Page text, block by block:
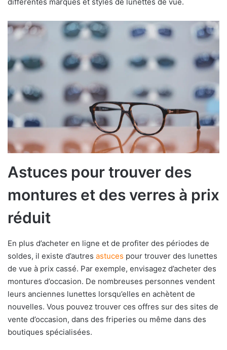
Astuces pour trouver des
montures et des verres à prix
réduit
En plus d’acheter en ligne et de profiter des périodes de
soldes, il existe d’autres astuces pour trouver des lunettes
de vue à prix cassé. Par exemple, envisagez d’acheter des
montures d’occasion. De nombreuses personnes vendent
leurs anciennes lunettes lorsqu’elles en achètent de
nouvelles. Vous pouvez trouver ces offres sur des sites de
vente d’occasion, dans des friperies ou même dans des
boutiques spécialisées.